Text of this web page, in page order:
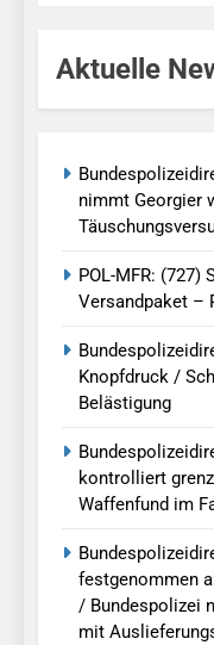
Aktuelle
nimmt Georgier
POL-MFR: (727)
Versandpaket –
Knopfdruck /
Belästigung
kontrolliert
Waffenfund im
festgenommen
/ Bundespolizei
mit